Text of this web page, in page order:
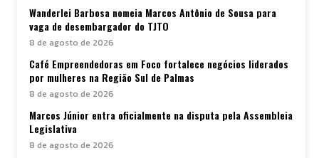
Wanderlei Barbosa nomeia Marcos Antônio de Sousa para
vaga de desembargador do TJTO
8 de agosto de 2026
Café Empreendedoras em Foco fortalece negócios liderados
por mulheres na Região Sul de Palmas
8 de agosto de 2026
Marcos Júnior entra oficialmente na disputa pela Assembleia
Legislativa
8 de agosto de 2026